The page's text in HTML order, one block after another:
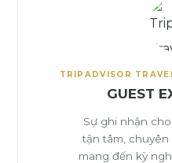
TRIPADVISOR
GUEST
Sự ghi nhận
tận tâm, chuyên
mang đến kỳ